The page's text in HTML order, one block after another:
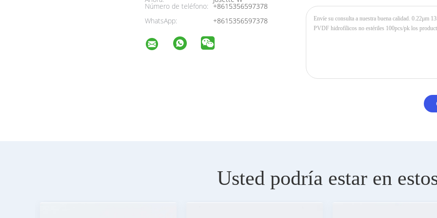
Número de teléfono: +8615356597378
WhatsApp:
+8615356597378
Usted podría estar en